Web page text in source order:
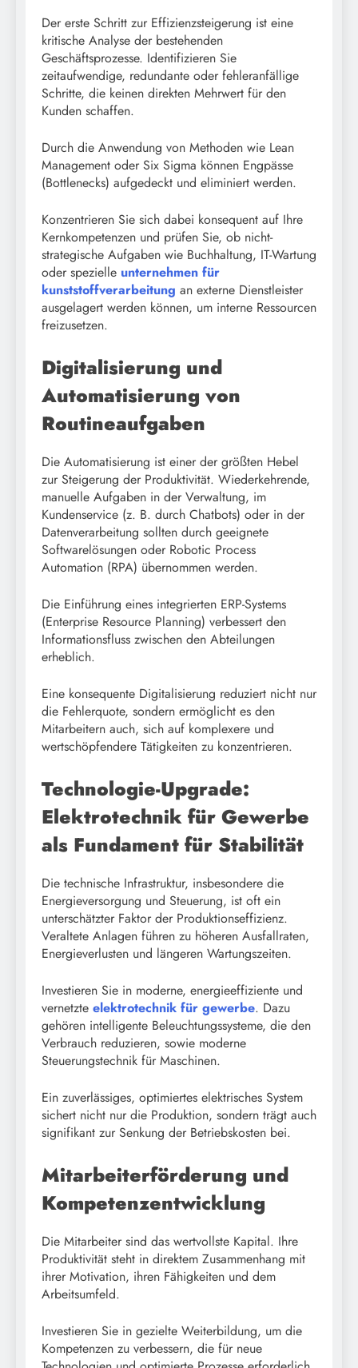
Der erste Schritt zur Effizienzsteigerung ist eine
kritische Analyse der bestehenden
Geschäftsprozesse. Identifizieren Sie
zeitaufwendige, redundante oder fehleranfällige
Schritte, die keinen direkten Mehrwert für den
Kunden schaffen.
Durch die Anwendung von Methoden wie Lean
Management oder Six Sigma können Engpässe
(Bottlenecks) aufgedeckt und eliminiert werden.
Konzentrieren Sie sich dabei konsequent auf Ihre
Kernkompetenzen und prüfen Sie, ob nicht-
strategische Aufgaben wie Buchhaltung, IT-Wartung
oder spezielle unternehmen für
kunststoffverarbeitung an externe Dienstleister
ausgelagert werden können, um interne Ressourcen
freizusetzen.
Digitalisierung und
Automatisierung von
Routineaufgaben
Die Automatisierung ist einer der größten Hebel
zur Steigerung der Produktivität. Wiederkehrende,
manuelle Aufgaben in der Verwaltung, im
Kundenservice (z. B. durch Chatbots) oder in der
Datenverarbeitung sollten durch geeignete
Softwarelösungen oder Robotic Process
Automation (RPA) übernommen werden.
Die Einführung eines integrierten ERP-Systems
(Enterprise Resource Planning) verbessert den
Informationsfluss zwischen den Abteilungen
erheblich.
Eine konsequente Digitalisierung reduziert nicht nur
die Fehlerquote, sondern ermöglicht es den
Mitarbeitern auch, sich auf komplexere und
wertschöpfendere Tätigkeiten zu konzentrieren.
Technologie-Upgrade:
Elektrotechnik für Gewerbe
als Fundament für Stabilität
Die technische Infrastruktur, insbesondere die
Energieversorgung und Steuerung, ist oft ein
unterschätzter Faktor der Produktionseffizienz.
Veraltete Anlagen führen zu höheren Ausfallraten,
Energieverlusten und längeren Wartungszeiten.
Investieren Sie in moderne, energieeffiziente und
vernetzte elektrotechnik für gewerbe. Dazu
gehören intelligente Beleuchtungssysteme, die den
Verbrauch reduzieren, sowie moderne
Steuerungstechnik für Maschinen.
Ein zuverlässiges, optimiertes elektrisches System
sichert nicht nur die Produktion, sondern trägt auch
signifikant zur Senkung der Betriebskosten bei.
Mitarbeiterförderung und
Kompetenzentwicklung
Die Mitarbeiter sind das wertvollste Kapital. Ihre
Produktivität steht in direktem Zusammenhang mit
ihrer Motivation, ihren Fähigkeiten und dem
Arbeitsumfeld.
Investieren Sie in gezielte Weiterbildung, um die
Kompetenzen zu verbessern, die für neue